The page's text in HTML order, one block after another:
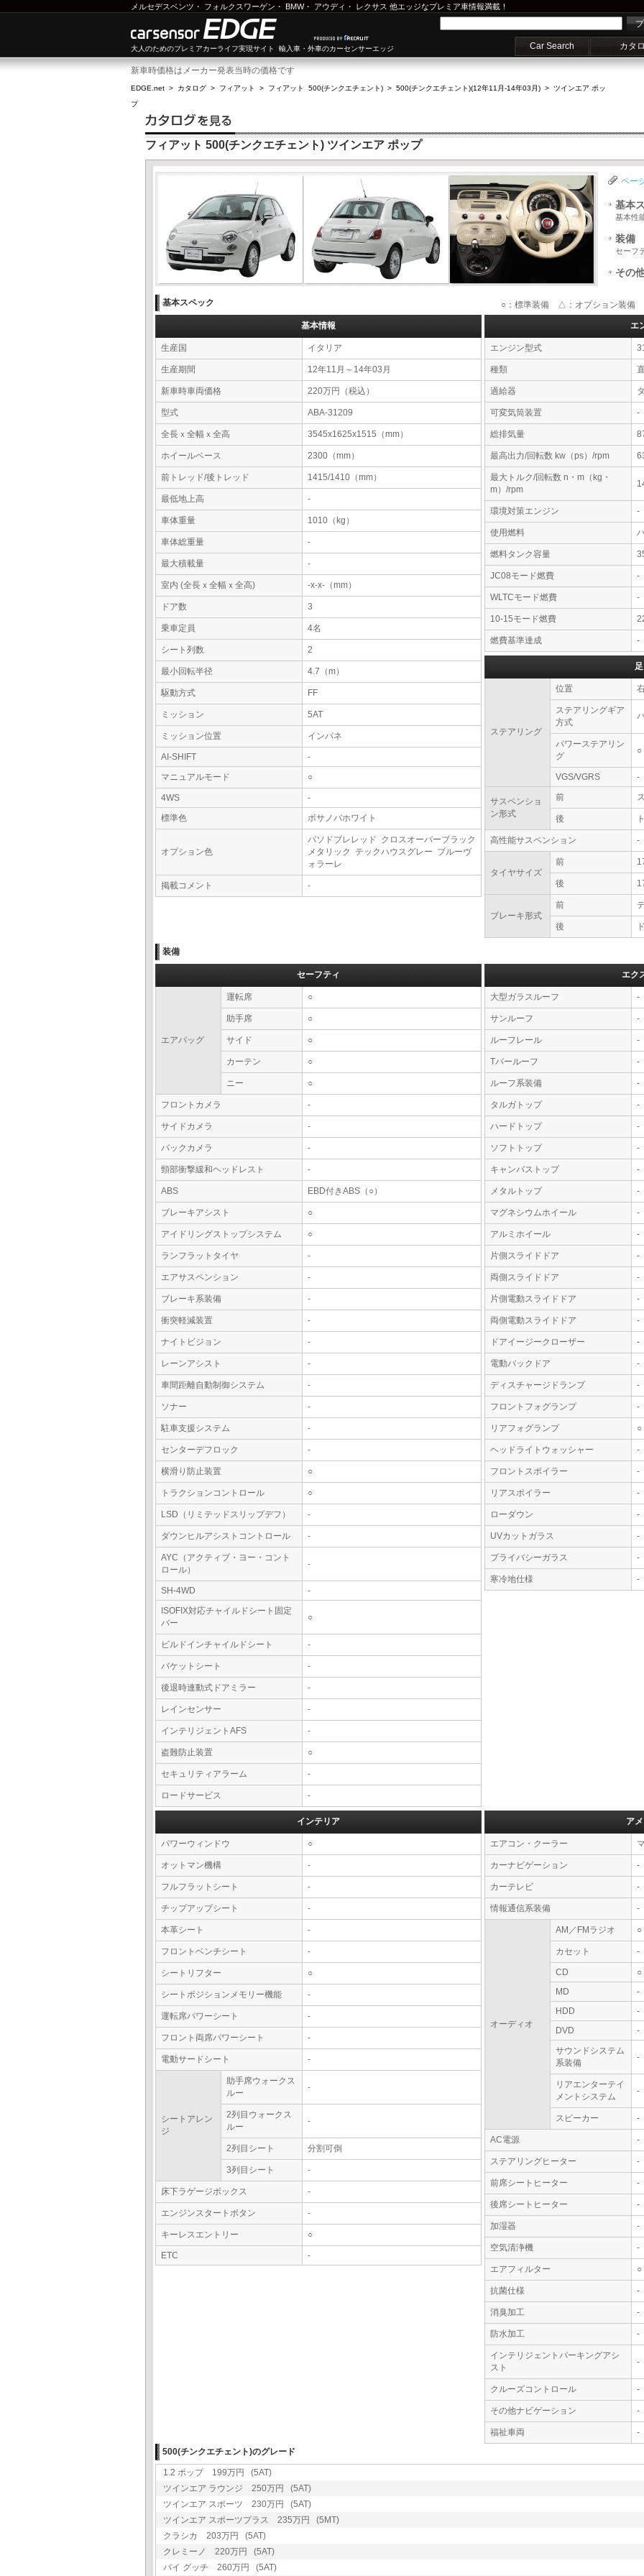
メルセデスベンツ ・ フォルクスワーゲン ・ BMW・ アウディ ・ レクサス 他エッジなプレミア車情報満載！
大人のためのプレミアカーライフ実現サイト 輸入車・外車のカーセンサーエッジ Car Search カタ
新車時価格はメーカー発表当時の価格です
EDGE.net > カタログ > フィアット > フィアット 500(チンクエチェント) > 500(チンクエチェント)(12年11月-14年03月) > ツインエア ポッ
プ
フィアット 500(チンクエチェント) ツインエア ポップ
ペー
基本
基本性
装備
セーフ
その
基本スペック ○：標準装備 △：オプション装備 -
基本情報
生産国 イタリア
生産期間 12年11月～14年03月
新車時車両価格 220万円（税込）
型式 ABA-31209
全長ｘ全幅ｘ全高 3545x1625x1515（mm）
ホイールベース 2300（mm）
前トレッド/後トレッド 1415/1410（mm）
最低地上高 -
車体重量 1010（kg）
車体総重量 -
最大積載量 -
室内 (全長ｘ全幅ｘ全高) -x-x-（mm）
ドア数 3
乗車定員 4名
シート列数 2
最小回転半径 4.7（m）
駆動方式 FF
ミッション 5AT
ミッション位置 インパネ
AI-SHIFT
-
マニュアルモード
○
4WS
-
標準色
ボサノバホワイト
オプション色
パソドブレレッド クロスオーバーブラック
メタリック テックハウスグレー ブルーヴ
ォラーレ
掲載コメント -
エ
エンジン型式
種類
過給器
可変気筒装置 -
総排気量
最高出力/回転数 kw（ps）/rpm
最大トルク/回転数 n・m（kg・
m）/rpm
環境対策エンジン -
使用燃料
燃料タンク容量
JC08モード燃費 -
WLTCモード燃費 -
10-15モード燃費
燃費基準達成 -
ステアリング
位置
ステアリングギア
方式
パワーステアリン
グ
○
VGS/VGRS -
サスペンショ
ン形式
前
後
高性能サスペンション -
タイヤサイズ
前
後
ブレーキ形式
前
後
装備
セーフティ
エアバッグ
運転席 ○
助手席 ○
サイド ○
カーテン ○
ニー ○
フロントカメラ -
サイドカメラ -
バックカメラ -
頸部衝撃緩和ヘッドレスト -
ABS EBD付きABS（○）
ブレーキアシスト ○
アイドリングストップシステム ○
ランフラットタイヤ -
エアサスペンション -
ブレーキ系装備 -
衝突軽減装置 -
ナイトビジョン -
レーンアシスト -
車間距離自動制御システム -
ソナー -
駐車支援システム -
センターデフロック -
横滑り防止装置 ○
トラクションコントロール ○
LSD（リミテッドスリップデフ） -
ダウンヒルアシストコントロール -
AYC（アクティブ・ヨー・コント
ロール）
-
SH-4WD
-
ISOFIX対応チャイルドシート固定
バー
○
ビルドインチャイルドシート -
バケットシート -
後退時連動式ドアミラー -
レインセンサー -
インテリジェントAFS -
盗難防止装置 ○
セキュリティアラーム -
ロードサービス -
エク
大型ガラスルーフ -
サンルーフ -
ルーフレール -
Tバールーフ -
ルーフ系装備 -
タルガトップ -
ハードトップ -
ソフトトップ -
キャンバストップ -
メタルトップ -
マグネシウムホイール -
アルミホイール -
片側スライドドア -
両側スライドドア -
片側電動スライドドア -
両側電動スライドドア -
ドアイージークローザー -
電動バックドア -
ディスチャージドランプ -
フロントフォグランプ -
リアフォグランプ ○
ヘッドライトウォッシャー -
フロントスポイラー -
リアスポイラー -
ローダウン -
UVカットガラス -
プライバシーガラス -
寒冷地仕様 -
インテリア
パワーウィンドウ ○
オットマン機構 -
フルフラットシート -
チップアップシート -
本革シート -
フロントベンチシート -
シートリフター ○
シートポジションメモリー機能 -
運転席パワーシート -
フロント両席パワーシート -
電動サードシート -
シートアレン
ジ
助手席ウォークス
ルー
-
2列目ウォークス
ルー
-
2列目シート 分割可倒
3列目シート -
床下ラゲージボックス -
エンジンスタートボタン -
キーレスエントリー ○
ETC -
ア
エアコン・クーラー
カーナビゲーション -
カーテレビ -
情報通信系装備 -
オーディオ
AM／FMラジオ ○
カセット -
CD
○
MD
-
HDD
-
DVD
-
サウンドシステム
系装備
-
リアエンターテイ
メントシステム
-
スピーカー -
AC電源 -
ステアリングヒーター -
前席シートヒーター -
後席シートヒーター -
加湿器 -
空気清浄機 -
エアフィルター ○
抗菌仕様 -
消臭加工 -
防水加工 -
インテリジェントパーキングアシ
スト
-
クルーズコントロール -
その他ナビゲーション -
福祉車両
-
500(チンクエチェント)のグレード
1.2 ポップ 199万円 (5AT)
ツインエア ラウンジ 250万円 (5AT)
ツインエア スポーツ 230万円 (5AT)
ツインエア スポーツプラス 235万円 (5MT)
クラシカ 203万円 (5AT)
クレミーノ 220万円 (5AT)
バイ グッチ 260万円 (5AT)